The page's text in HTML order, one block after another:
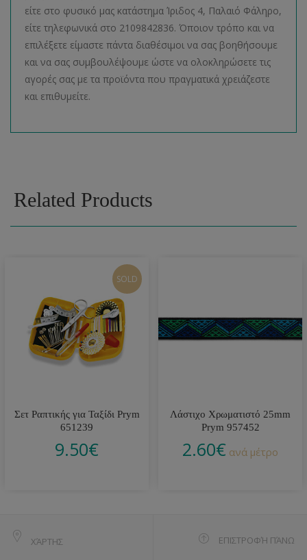
είτε στο φυσικό μας κατάστημα Ίριδος 4, Παλαιό Φάληρο,
είτε τηλεφωνικά στο 2109842836. Όποιον τρόπο και να
επιλέξετε είμαστε πάντα διαθέσιμοι να σας βοηθήσουμε
και να σας συμβουλέψουμε ώστε να ολοκληρώσετε τις
αγορές σας με τα προϊόντα που πραγματικά χρειάζεστε
και επιθυμείτε.
Related Products
SOLD
Σετ Ραπτικής για Ταξίδι Prym
651239
9.50€
Λάστιχο Χρωματιστό 25mm
Prym 957452
2.60€ ανά μέτρο
ΧΆΡΤΗΣ ΕΠΙΣΤΡΟΦΉ ΠΆΝΩ